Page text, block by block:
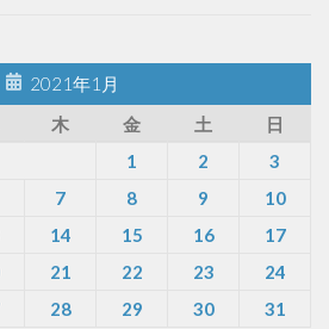
2021年1月
木 金 土
日
1
2
3
7 8 9
10
14 15 16
17
21 22 23
24
28 29 30
31